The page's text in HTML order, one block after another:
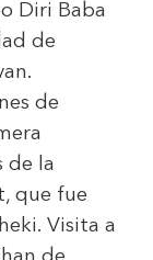
Diri Baba
de
de
de la
que fue
Visita a